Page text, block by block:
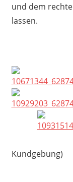
und dem
lassen.
Kundgebung)